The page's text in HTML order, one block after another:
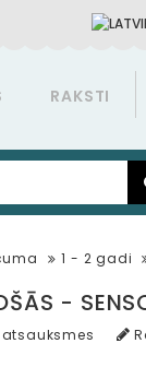
RAKSTI
1 - 2 gadi
-